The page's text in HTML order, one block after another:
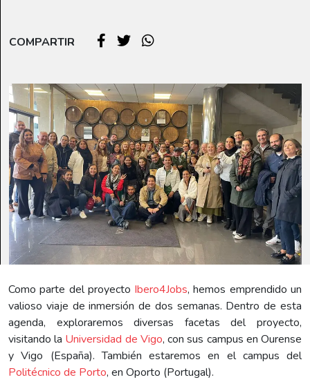
COMPARTIR
Como parte del proyecto Ibero4Jobs, hemos emprendido un
valioso viaje de inmersión de dos semanas. Dentro de esta
agenda, exploraremos diversas facetas del proyecto,
visitando la Universidad de Vigo, con sus campus en Ourense
y Vigo (España). También estaremos en el campus del
Politécnico de Porto, en Oporto (Portugal).